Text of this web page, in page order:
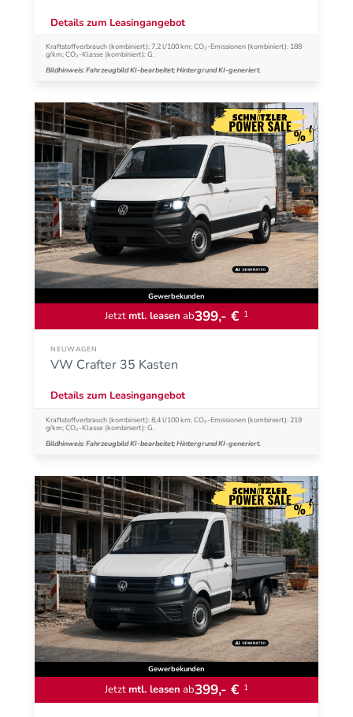
Details zum Leasingangebot
Kraftstoffverbrauch (kombiniert): 7,2 l/100 km; CO₂-Emissionen (kombiniert): 188
g/km; CO₂-Klasse (kombiniert): G.
Bildhinweis: Fahrzeugbild KI-bearbeitet; Hintergrund KI-generiert.
Gewerbekunden
Jetztmtl. leasen ab399,- € 1
NEUWAGEN
VW Crafter 35 Kasten
Details zum Leasingangebot
Kraftstoffverbrauch (kombiniert): 8,4 l/100 km; CO₂-Emissionen (kombiniert): 219
g/km; CO₂-Klasse (kombiniert): G.
Bildhinweis: Fahrzeugbild KI-bearbeitet; Hintergrund KI-generiert.
Gewerbekunden
Jetztmtl. leasen ab399,- € 1